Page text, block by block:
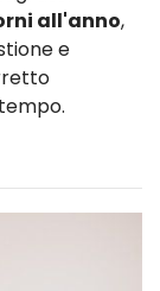
all'anno,
e